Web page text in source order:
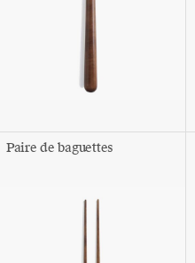
Paire de baguettes